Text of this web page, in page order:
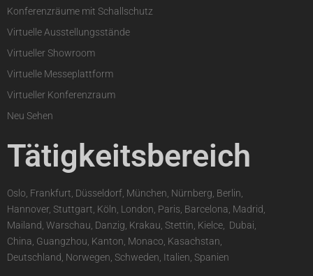
Konferenzräume mit Schallschutz
Virtuelle Ausstellungsstände
Virtueller Showroom
Virtuelle Messeplattform
Virtueller Konferenzraum
Neu Sehen
Tätigkeitsbereich
Oslo, Frankfurt, Düsseldorf, München, Nürnberg, Berlin,
Hannover, Stuttgart, Köln, London, Paris, Barcelona, Madrid,
Mailand, Warschau, Danzig, Krakau, Stettin, Kielce, Dubai,
China, Guangzhou, Kanton, Monaco, Kasachstan,
Deutschland, Norwegen, Schweden, Italien, Spanien